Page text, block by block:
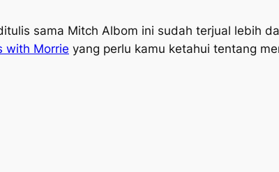
sama Mitch Albom ini sudah terjual lebih
with Morrie yang perlu kamu ketahui tentang